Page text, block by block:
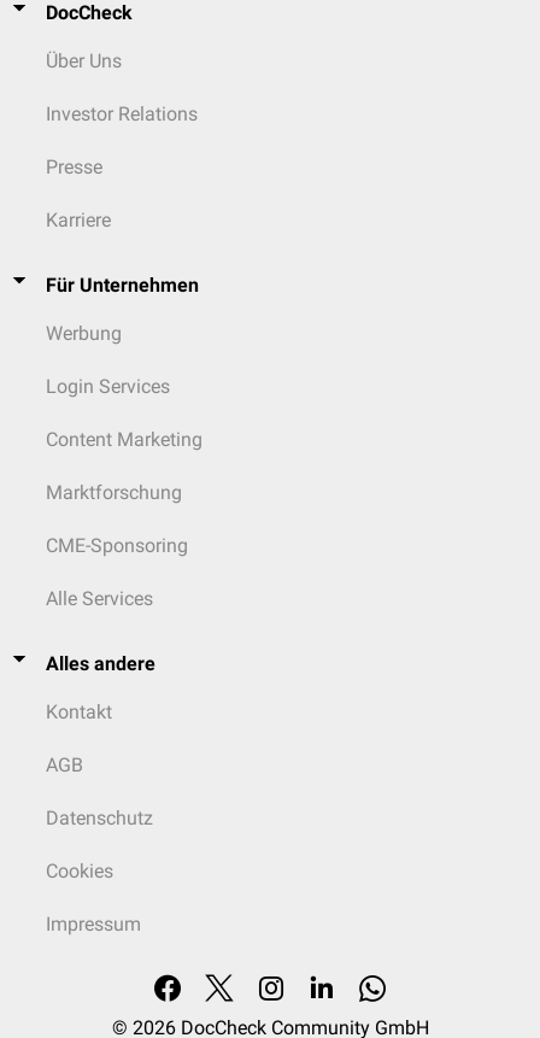
DocCheck
Über Uns
Investor Relations
Presse
Karriere
Für Unternehmen
Werbung
Login Services
Content Marketing
Marktforschung
CME-Sponsoring
Alle Services
Alles andere
Kontakt
AGB
Datenschutz
Cookies
Impressum
© 2026 DocCheck Community GmbH